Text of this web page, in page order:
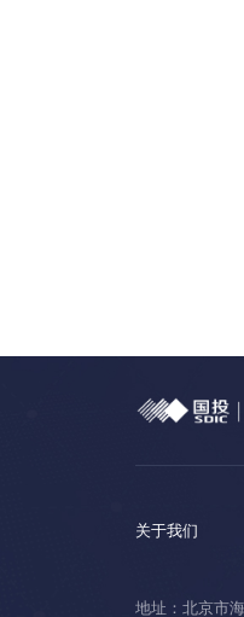
关于我们
地址：北京市